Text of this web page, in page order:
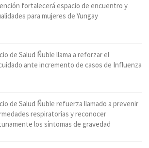
fortalecerá espacio de encuentro y
para mujeres de Yungay
de Salud Ñuble llama a reforzar el
ante incremento de casos de Influenza
de Salud Ñuble refuerza llamado a prevenir
respiratorias y reconocer
los síntomas de gravedad